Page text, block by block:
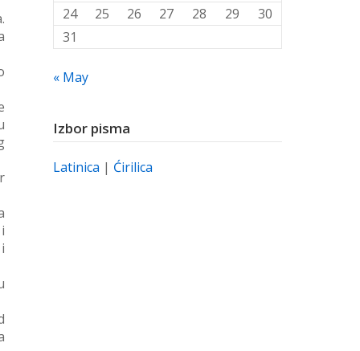
24
25 26 27 28 29
30
31
« May
Izbor pisma
Latinica | Ćirilica